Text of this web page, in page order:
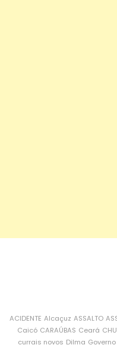
ACIDENTE Alcaçuz ASSALTO
Caicó CARAÚBAS Ceará
currais novos Dilma Governo